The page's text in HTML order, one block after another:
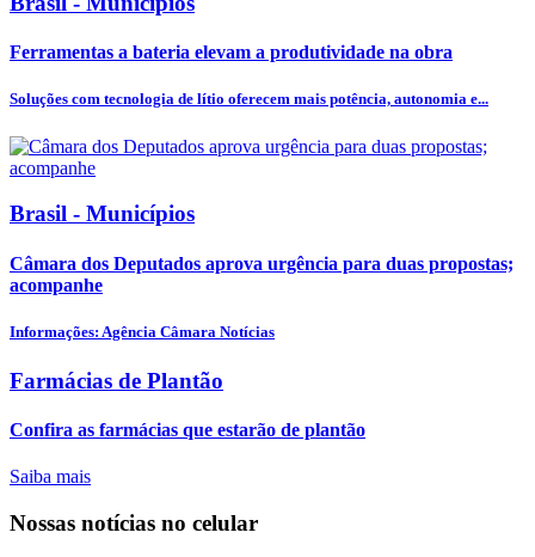
Ferramentas a bateria elevam a produtividade na obra
Soluções com tecnologia de lítio oferecem mais potência, autonomia e...
Brasil - Municípios
Câmara dos Deputados aprova urgência para duas propostas;
acompanhe
Informações: Agência Câmara Notícias
Farmácias de Plantão
Confira as farmácias que estarão de plantão
Saiba mais
Nossas notícias no celular